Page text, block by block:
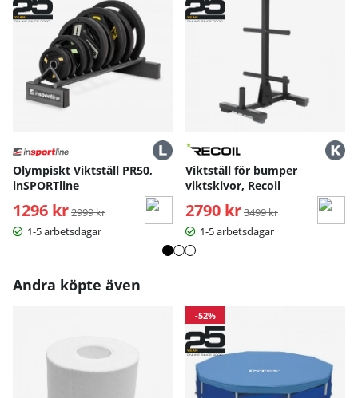
Olympiskt Viktställ PR50,
inSPORTline
1296 kr Ordinarie pris:
2999 kr
1-5 arbetsdagar
Viktställ för bumper
viktskivor, Recoil
2790 kr Ordinarie pris:
3499 kr
1-5 arbetsdagar
Andra köpte även
-52%